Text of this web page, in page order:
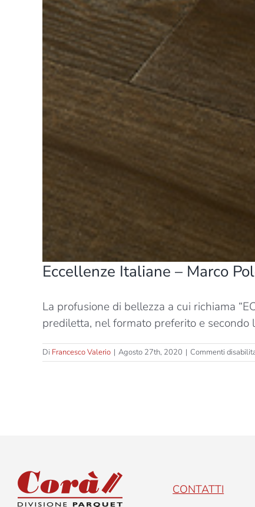
Eccellenze Italiane – Marco
La profusione di bellezza a cui richiama
prediletta, nel formato preferito e
Di Francesco Valerio | Agosto 27th, 2020 | Commenti
CONTATTI